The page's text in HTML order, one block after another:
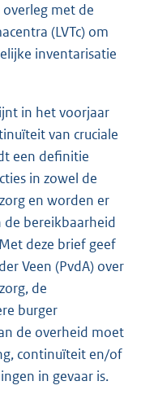
met de
(LVTc) om
inventarisatie
in het voorjaar
van cruciale
een definitie
in zowel de
en worden er
de bereikbaarheid
deze brief geef
Veen (PvdA) over
de
burger
de overheid moet
continuïteit en/of
in gevaar is.